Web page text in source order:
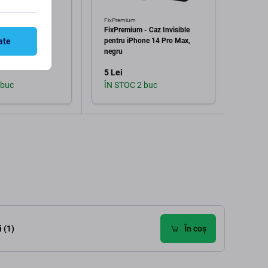
Caz Business
iPhone 14 Pro
FixPremium
FixPremium - Caz Invisible
pentru iPhone 14 Pro Max,
negru
5 Lei
ÎN STOC 2 buc
(1) În coș